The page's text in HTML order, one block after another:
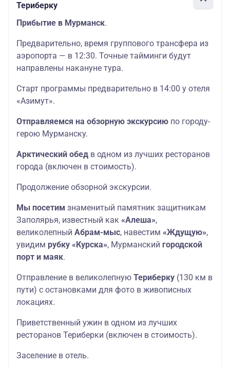
Териберку
Прибытие в Мурманск.
Предварительно, время группового трансфера из
аэропорта — в 12:30. Точные тайминги будут
направлены накануне тура.
Старт программы предварительно в 14:00 у отеля
«Азимут».
Отправляемся на обзорную экскурсию по городу-
герою Мурманску.
Арктический обед в одном из лучших ресторанов
города (включен в стоимость).
Продолжение обзорной экскурсии.
Мы посетим знаменитый памятник защитникам
Заполярья, известный как «Алеша»,
великолепный Абрам-мыс, навестим «Ждущую»,
увидим рубку «Курска», Мурманский городской
порт и маяк.
Отправление в великолепную Териберку (130 км в
пути) с остановками для фото в живописных
локациях.
Приветственный ужин в одном из лучших
ресторанов Териберки (включен в стоимость).
Заселение в отель.